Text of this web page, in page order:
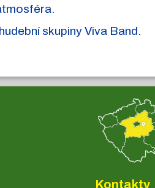
skupiny Viva Band.
Kontakty